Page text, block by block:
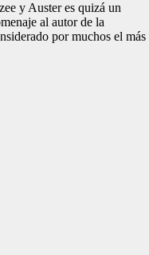
y Auster es quizá un
al autor de la
por muchos el más